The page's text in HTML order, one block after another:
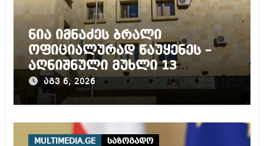
ნია იმნაძეს ბრალი
ოფიციალურად წაუყენეს –
აღნიშნული მუხლი 13
წლამდე პატიმრობას
ითვალისწინებს
აგვ 6, 2026
MULTIMEDIA.GE საზოგადო